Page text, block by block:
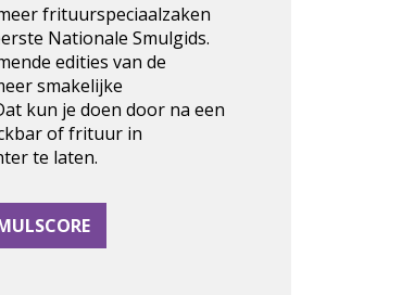
frituurspeciaalzaken
Nationale Smulgids.
edities van de
smakelijke
kun je doen door na een
of frituur in
te laten.